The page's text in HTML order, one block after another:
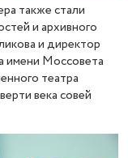
также стали
и архивного
и директор
имени Моссовета
театра
века совей